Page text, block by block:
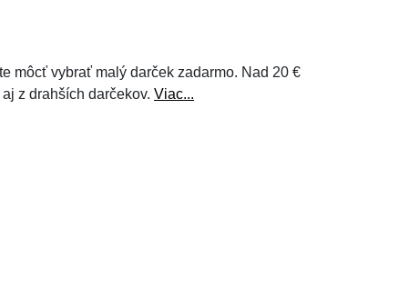
môcť vybrať malý darček zadarmo. Nad 20 €
z drahších darčekov. Viac...